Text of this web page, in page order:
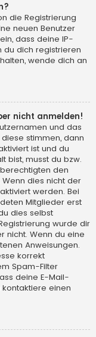
die Registrierung
neuen Benutzer
dass deine IP-
du dich registrieren
wende dich an
nicht anmelden!
und das
stimmen, dann
ist und du
bist, musst du bzw.
den
dies nicht der
werden. Bei
Mitglieder erst
dies selbst
wurde dir
nicht. Wenn du eine
Anweisungen.
korrekt
Spam-Filter
deine E-Mail-
einen